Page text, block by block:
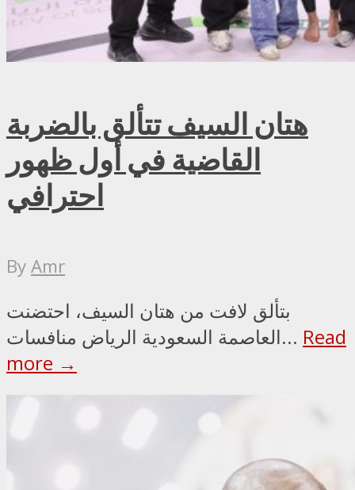
هتان السيف تتألق بالضربة
القاضية في أول ظهور
احترافي
ByAmr
بتألق لافت من هتان السيف، احتضنت
العاصمة السعودية الرياض منافسات... Read
more →